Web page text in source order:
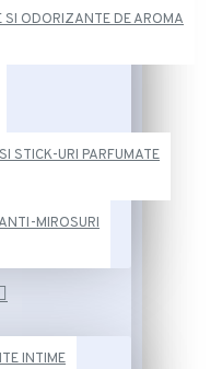
SI ODORIZANTE DE AROMA
STICK-URI PARFUMATE
MIROSURI
INTIME